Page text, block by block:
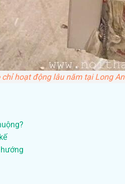
hoạt động lâu năm tại Long An